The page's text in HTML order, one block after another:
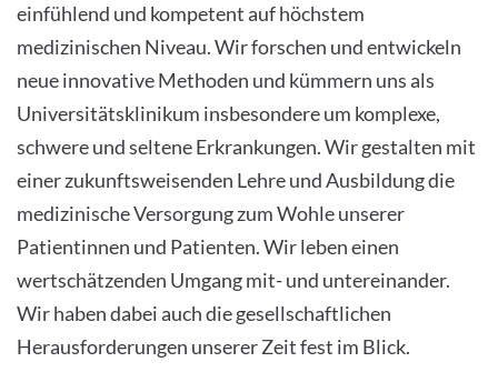
einfühlend und kompetent auf höchstem
medizinischen Niveau. Wir forschen und entwickeln
neue innovative Methoden und kümmern uns als
Universitätsklinikum insbesondere um komplexe,
schwere und seltene Erkrankungen. Wir gestalten mit
einer zukunftsweisenden Lehre und Ausbildung die
medizinische Versorgung zum Wohle unserer
Patientinnen und Patienten. Wir leben einen
wertschätzenden Umgang mit- und untereinander.
Wir haben dabei auch die gesellschaftlichen
Herausforderungen unserer Zeit fest im Blick.